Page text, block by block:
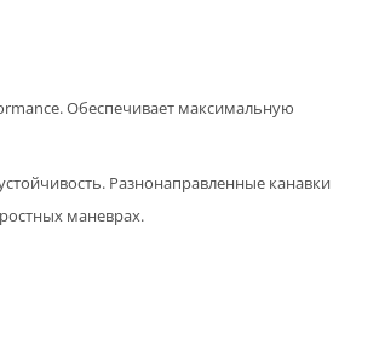
Обеспечивает максимальную
Разнонаправленные канавки
маневрах.